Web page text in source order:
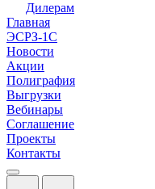
Дилерам
Главная
ЭСРЗ-1С
Новости
Акции
Полиграфия
Выгрузки
Вебинары
Соглашение
Проекты
Контакты